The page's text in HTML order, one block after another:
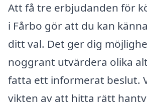
Att få tre erbjudanden för
i Fårbo gör att du kan
ditt val. Det ger dig
noggrant utvärdera olika
fatta ett informerat beslut.
vikten av att hitta rätt